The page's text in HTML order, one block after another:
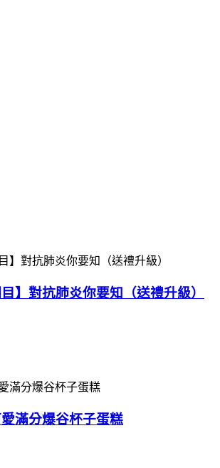
】對抗肺炎你要知（送禮升級）
愛滿分爆谷杯子蛋糕